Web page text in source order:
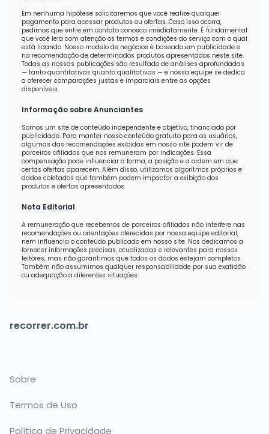
Em nenhuma hipótese solicitaremos que você realize qualquer
pagamento para acessar produtos ou ofertas. Caso isso ocorra,
pedimos que entre em contato conosco imediatamente. É fundamental
que você leia com atenção os termos e condições do serviço com o qual
está lidando. Nosso modelo de negócios é baseado em publicidade e
na recomendação de determinados produtos apresentados neste site.
Todas as nossas publicações são resultado de análises aprofundadas
— tanto quantitativas quanto qualitativas — e nossa equipe se dedica
a oferecer comparações justas e imparciais entre as opções
disponíveis.
Informação sobre Anunciantes
Somos um site de conteúdo independente e objetivo, financiado por
publicidade. Para manter nosso conteúdo gratuito para os usuários,
algumas das recomendações exibidas em nosso site podem vir de
parceiros afiliados que nos remuneram por indicações. Essa
compensação pode influenciar a forma, a posição e a ordem em que
certas ofertas aparecem. Além disso, utilizamos algoritmos próprios e
dados coletados que também podem impactar a exibição dos
produtos e ofertas apresentados.
Nota Editorial
A remuneração que recebemos de parceiros afiliados não interfere nas
recomendações ou orientações oferecidas por nossa equipe editorial,
nem influencia o conteúdo publicado em nosso site. Nos dedicamos a
fornecer informações precisas, atualizadas e relevantes para nossos
leitores, mas não garantimos que todos os dados estejam completos.
Também não assumimos qualquer responsabilidade por sua exatidão
ou adequação a diferentes situações.
recorrer.com.br
Sobre
Termos de Uso
Política de Privacidade